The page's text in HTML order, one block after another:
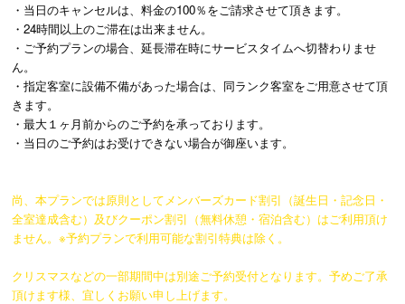
・当日のキャンセルは、料金の100％をご請求させて頂きます。
・24時間以上のご滞在は出来ません。
・ご予約プランの場合、延長滞在時にサービスタイムへ切替わりませ
ん。
・指定客室に設備不備があった場合は、同ランク客室をご用意させて頂
きます。
・最大１ヶ月前からのご予約を承っております。
・当日のご予約はお受けできない場合が御座います。
尚、本プランでは原則としてメンバーズカード割引（誕生日・記念日・
全室達成含む）及びクーポン割引（無料休憩・宿泊含む）はご利用頂け
ません。※予約プランで利用可能な割引特典は除く。
クリスマスなどの一部期間中は別途ご予約受付となります。予めご了承
頂けます様、宜しくお願い申し上げます。